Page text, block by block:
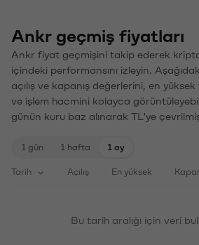
Ankr geçmiş fiyatları
Ankr fiyat geçmişini takip ederek
içindeki performansını izleyin.
açılış ve kapanış değerlerini, en
ve işlem hacmini kolayca
günün kuru baz alınarak TL'ye
1 gün 1 hafta 1 ay
Tarih Açılış En yüksek
Bu tarih aralığı için veri